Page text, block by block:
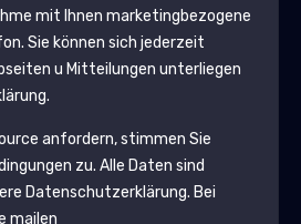
mit Ihnen marketingbezogene
Sie können sich jederzeit
u Mitteilungen unterliegen
anfordern, stimmen Sie
zu. Alle Daten sind
Datenschutzerklärung. Bei
mailen